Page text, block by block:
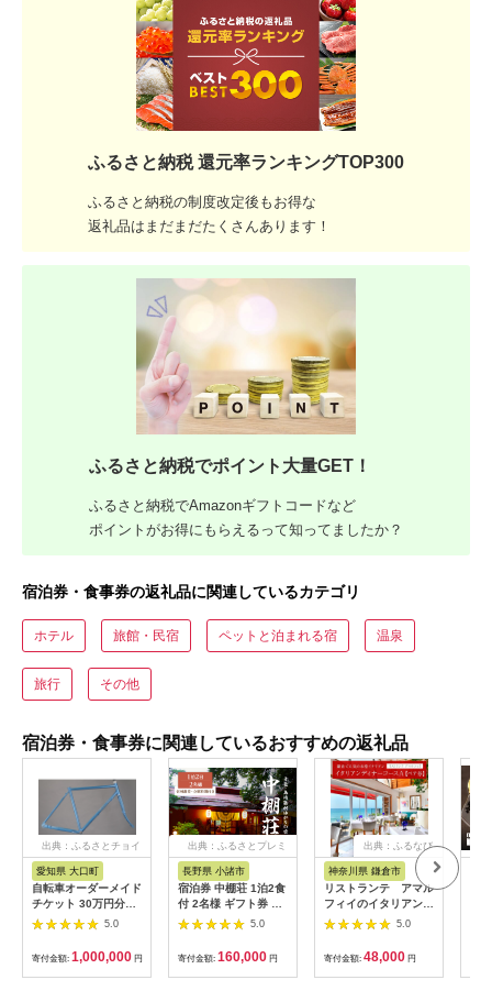
ふるさと納税 還元率ランキングTOP300
ふるさと納税の制度改定後もお得な
返礼品はまだまだたくさんあります！
ふるさと納税でポイント大量GET！
ふるさと納税でAmazonギフトコードなど
ポイントがお得にもらえるって知ってましたか？
宿泊券・食事券の返礼品に関連しているカテゴリ
ホテル 旅館・民宿 ペットと泊まれる宿 温泉
旅行 その他
宿泊券・食事券に関連しているおすすめの返礼品
出典：ふるさとチョイ
愛知県 大口町
自転車オーダーメイド
チケット 30万円分
【1360365】
5.0
寄付金額: 1,000,000 円
出典：ふるさとプレミ
長野県 小諸市
宿泊券 中棚荘 1泊2食
付 2名様 ギフト券 チ
ケット 券 宿泊 旅行
5.0
寄付金額: 160,000 円
出典：ふるなび
神奈川県 鎌倉市
リストランテ アマル
フィイのイタリアンデ
ィナーコースA ペア
5.0
寄付金額: 48,000 円